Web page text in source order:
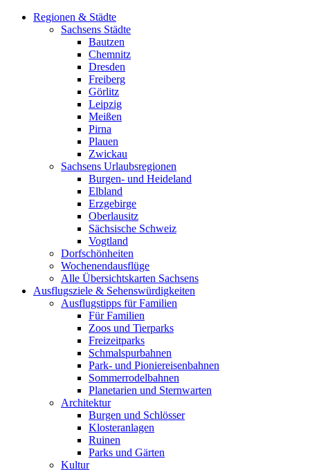
Regionen & Städte
Sachsens Städte
Bautzen
Chemnitz
Dresden
Freiberg
Görlitz
Leipzig
Meißen
Pirna
Plauen
Zwickau
Sachsens Urlaubsregionen
Burgen- und Heideland
Elbland
Erzgebirge
Oberlausitz
Sächsische Schweiz
Vogtland
Dorfschönheiten
Wochenendausflüge
Alle Übersichtskarten Sachsens
Ausflugsziele & Sehenswürdigkeiten
Ausflugstipps für Familien
Für Familien
Zoos und Tierparks
Freizeitparks
Schmalspurbahnen
Park- und Pioniereisenbahnen
Sommerrodelbahnen
Planetarien und Sternwarten
Architektur
Burgen und Schlösser
Klosteranlagen
Ruinen
Parks und Gärten
Kultur